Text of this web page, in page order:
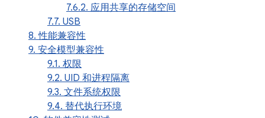
7.6.2. 应用共享的存储空间
7.7. USB
8. 性能兼容性
9. 安全模型兼容性
9.1. 权限
9.2. UID 和进程隔离
9.3. 文件系统权限
9.4. 替代执行环境